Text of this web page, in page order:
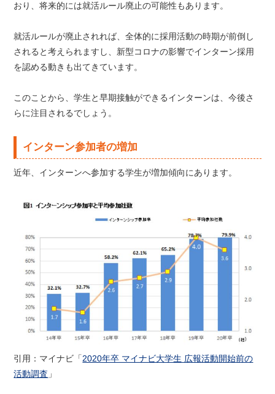
おり、将来的には就活ルール廃止の可能性もあります。
就活ルールが廃止されれば、全体的に採用活動の時期が前倒し
されると考えられますし、新型コロナの影響でインターン採用
を認める動きも出てきています。
このことから、学生と早期接触ができるインターンは、今後さ
らに注目されるでしょう。
インターン参加者の増加
近年、インターンへ参加する学生が増加傾向にあります。
引用：マイナビ「2020年卒 マイナビ大学生 広報活動開始前の
活動調査 」